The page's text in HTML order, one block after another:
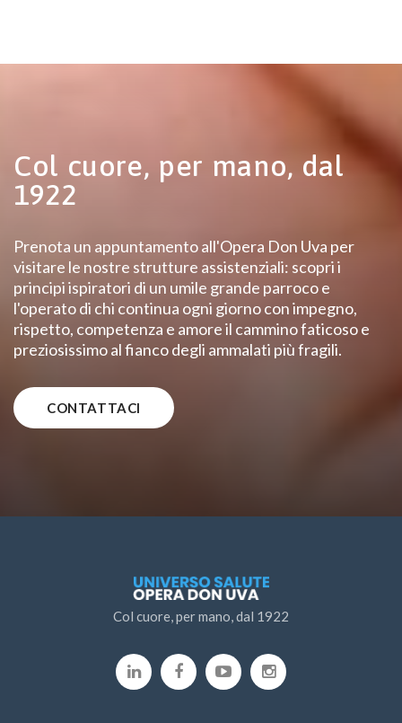
Col cuore, per mano, dal
1922
Prenota un appuntamento all'Opera Don Uva per
visitare le nostre strutture assistenziali: scopri i
principi ispiratori di un umile grande parroco e
l'operato di chi continua ogni giorno con impegno,
rispetto, competenza e amore il cammino faticoso e
preziosissimo al fianco degli ammalati più fragili.
CONTATTACI
Col cuore, per mano, dal 1922